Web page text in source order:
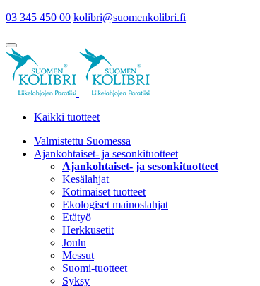
03 345 450 00 kolibri@suomenkolibri.fi
Kaikki tuotteet
Valmistettu Suomessa
Ajankohtaiset- ja sesonkituotteet
Ajankohtaiset- ja sesonkituotteet
Kesälahjat
Kotimaiset tuotteet
Ekologiset mainoslahjat
Etätyö
Herkkusetit
Joulu
Messut
Suomi-tuotteet
Syksy